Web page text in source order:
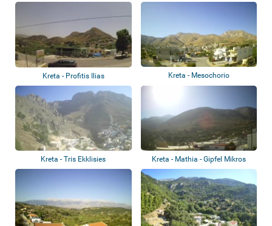
Kreta - Profitis Ilias Kreta - Mesochorio
Kreta - Tris Ekklisies
Kreta - Mathia - Gipfel Mikros
Afentis